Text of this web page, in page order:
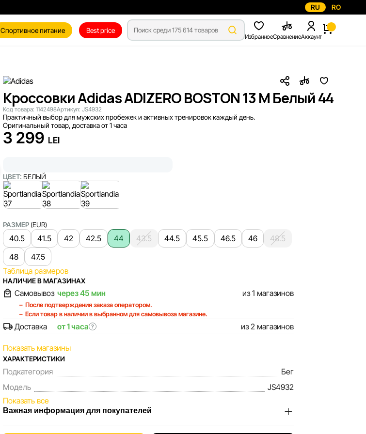
RU RO
Спортивное питание Best price
ИзбранноеСравнениеАккаунт
Кроссовки Adidas ADIZERO BOSTON 13 M Белый 44
Код товара: 1142498Артикул: JS4932
Практичный выбор для мужских пробежек и активных тренировок каждый день.
Оригинальный товар, доставка от 1 часа
3 299 LEI
ЦВЕТ: БЕЛЫЙ
РАЗМЕР (EUR)
40.5 41.5 42 42.5 44 43.5 44.5 45.5 46.5 46
48.5
48
47.5
Таблица размеров
НАЛИЧИЕ В МАГАЗИНАХ
Самовывоз через 45 мин из 1 магазинов
После подтверждения заказа оператором.
Если товар в наличии в выбранном для самовывоза магазине.
Доставка от 1 часа ? из 2 магазинов
Показать магазины
ХАРАКТЕРИСТИКИ
Подкатегория
Бег
Модель
JS4932
Показать все
Важная информация для покупателей
Мы, команда сети магазинов Sportlandia, ценим доверие наших покупателей.